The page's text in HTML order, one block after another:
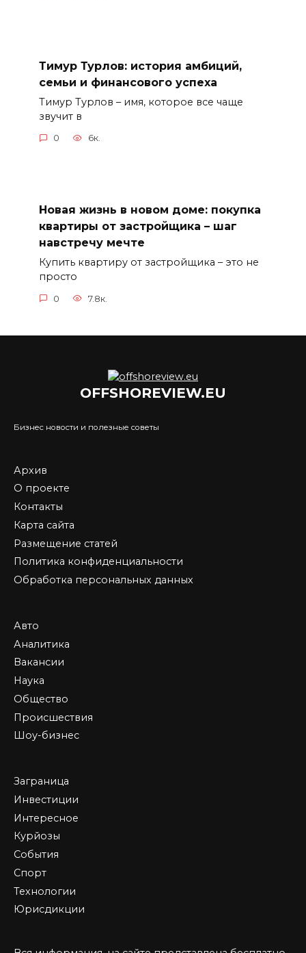
Тимур Турлов: история амбиций,
семьи и финансового успеха
Тимур Турлов – имя, которое все чаще
звучит в
0 6к.
Новая жизнь в новом доме: покупка
квартиры от застройщика – шаг
навстречу мечте
Купить квартиру от застройщика – это не
просто
0 7.8к.
OFFSHOREVIEW.EU
Бизнес новости и полезные советы
Архив
О проекте
Контакты
Карта сайта
Размещение статей
Политика конфиденциальности
Обработка персональных данных
Авто
Аналитика
Вакансии
Наука
Общество
Происшествия
Шоу-бизнес
Заграница
Инвестиции
Интересное
Курйозы
События
Спорт
Технологии
Юрисдикции